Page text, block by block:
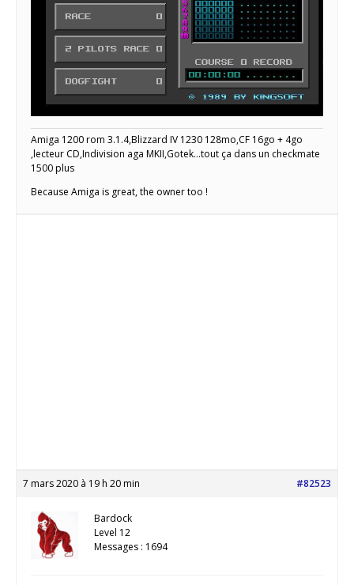
Amiga 1200 rom 3.1.4,Blizzard IV 1230 128mo,CF 16go + 4go
,lecteur CD,Indivision aga MKII,Gotek...tout ça dans un checkmate
1500 plus
Because Amiga is great, the owner too !
7 mars 2020 à 19 h 20 min #82523
Bardock
Level 12
Messages : 1694